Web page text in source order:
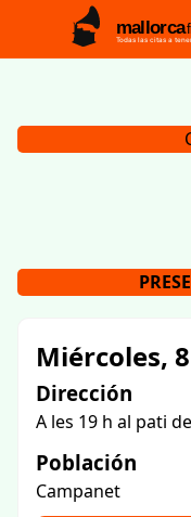
mallorca
Todas las citas a
Miércoles,
Dirección
A les 19 h al pati
Población
Campanet